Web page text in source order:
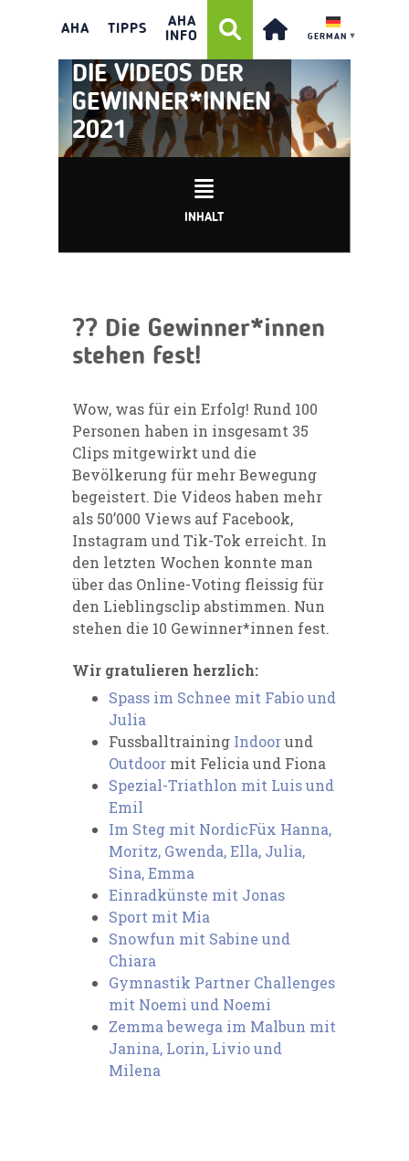
AHA TIPPS
AHA
INFO
GERMAN ▼
DIE VIDEOS DER
GEWINNER*INNEN
2021
INHALT
?? Die Gewinner*innen
stehen fest!
Wow, was für ein Erfolg! Rund 100
Personen haben in insgesamt 35
Clips mitgewirkt und die
Bevölkerung für mehr Bewegung
begeistert. Die Videos haben mehr
als 50’000 Views auf Facebook,
Instagram und Tik-Tok erreicht. In
den letzten Wochen konnte man
über das Online-Voting fleissig für
den Lieblingsclip abstimmen. Nun
stehen die 10 Gewinner*innen fest.
Wir gratulieren herzlich:
Spass im Schnee mit Fabio und
Julia⁠
Fussballtraining Indoorund
Outdoor mit Felicia und Fiona⁠
Spezial-Triathlon mit Luis und
Emil⁠
Im Steg mit NordicFüx Hanna,
Moritz, Gwenda, Ella, Julia,
Sina, Emma
Einradkünste mit Jonas⁠
Sport mit Mia⁠
Snowfun mit Sabine und
Chiara⁠
Gymnastik Partner Challenges
mit Noemi und Noemi⁠
Zemma bewega im Malbun mit
Janina, Lorin, Livio und
Milena